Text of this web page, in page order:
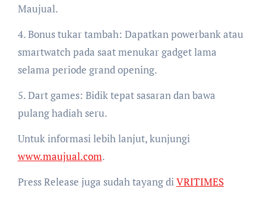
Maujual.
4. Bonus tukar tambah: Dapatkan powerbank atau
smartwatch pada saat menukar gadget lama
selama periode grand opening.
5. Dart games: Bidik tepat sasaran dan bawa
pulang hadiah seru.
Untuk informasi lebih lanjut, kunjungi
www.maujual.com.
Press Release juga sudah tayang diVRITIMES